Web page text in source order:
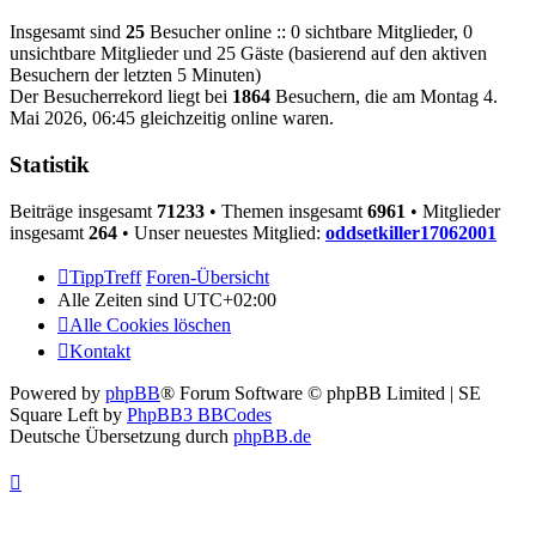
Insgesamt sind 25 Besucher online :: 0 sichtbare Mitglieder, 0
unsichtbare Mitglieder und 25 Gäste (basierend auf den aktiven
Besuchern der letzten 5 Minuten)
Der Besucherrekord liegt bei 1864 Besuchern, die am Montag 4.
Mai 2026, 06:45 gleichzeitig online waren.
Statistik
Beiträge insgesamt 71233 • Themen insgesamt 6961 • Mitglieder
insgesamt 264 • Unser neuestes Mitglied: oddsetkiller17062001
TippTreff Foren-Übersicht
Alle Zeiten sind UTC+02:00
Alle Cookies löschen
Kontakt
Powered by phpBB® Forum Software © phpBB Limited | SE
Square Left by PhpBB3 BBCodes
Deutsche Übersetzung durch phpBB.de